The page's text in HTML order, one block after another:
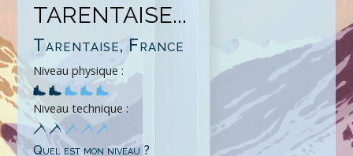
TARENTAISE...
Tarentaise, France
Niveau physique :
Niveau technique :
Quel est mon niveau ?